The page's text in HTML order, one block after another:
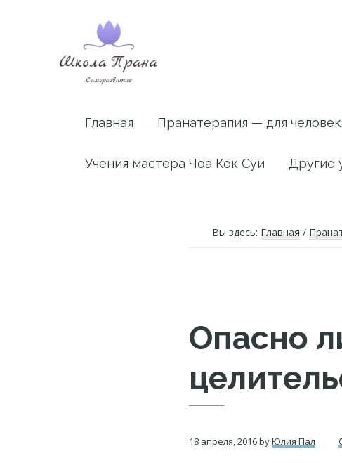
сайта
PranaRussia.in
пранолечению
Главная Пранатерапия — для
Учения мастера Чоа Кок Суи Другие
Вы здесь: Главная /
Опасно
18 апреля, 2016byЮлия Пал